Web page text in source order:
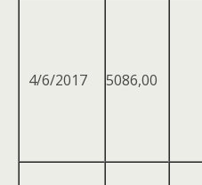
4/6/2017 5086,00